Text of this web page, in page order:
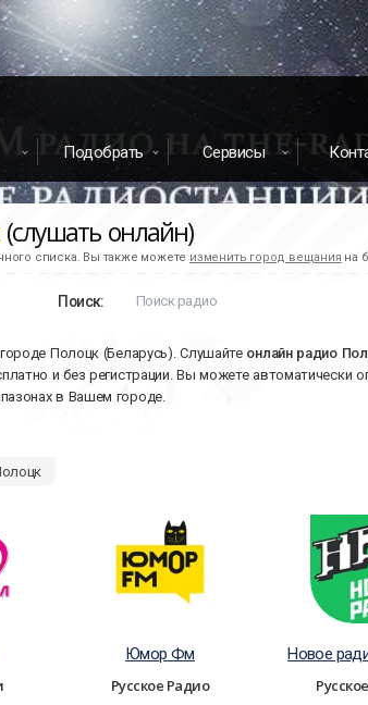
Подобрать Сервисы
онлайн)
списка. Вы также можете изменить город вещания на
Поиск:
Полоцк (Беларусь). Слушайте онлайн радио
и без регистрации. Вы можете автоматически
в Вашем городе.
Юмор Фм
Русское Радио
Новое